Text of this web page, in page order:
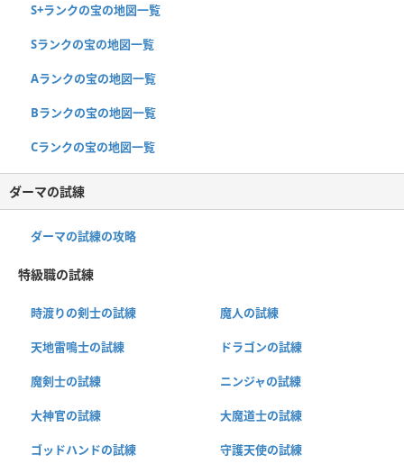
S+ランクの宝の地図一覧
Sランクの宝の地図一覧
Aランクの宝の地図一覧
Bランクの宝の地図一覧
Cランクの宝の地図一覧
ダーマの試練
ダーマの試練の攻略
特級職の試練
時渡りの剣士の試練 魔人の試練
天地雷鳴士の試練 ドラゴンの試練
魔剣士の試練 ニンジャの試練
大神官の試練 大魔道士の試練
ゴッドハンドの試練 守護天使の試練